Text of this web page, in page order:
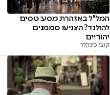
המל"ל באזהרת מסע: טסים
להולנד? הצניעו סממנים
יהודיים
קובי פינקלר